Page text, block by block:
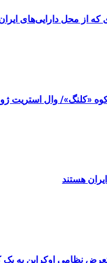
محل دارایی‌های
کوه «کلنگ»/ وال
نظامی اوکراین به یک